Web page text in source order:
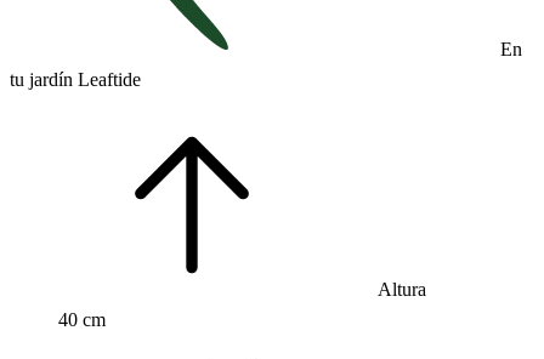
En
tu jardín Leaftide
Altura
40 cm